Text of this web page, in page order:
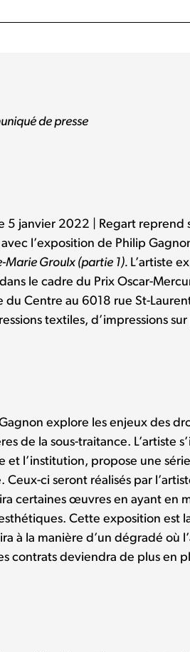
de presse
5 janvier 2022 | Regart reprend
avec l’exposition de Philip
Marie Groulx (partie 1). L’artiste
le cadre du Prix Oscar-
du Centre au 6018 rue St-
textiles, d’impressions
explore les enjeux des
de la sous-traitance. L’artiste
et l’institution, propose une
Ceux-ci seront réalisés par
certaines œuvres en ayant en
Cette exposition est
à la manière d’un dégradé où
contrats deviendra de plus en